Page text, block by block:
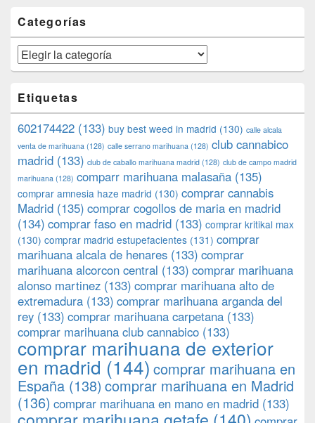
Categorías
Categorías
Etiquetas
602174422 (133) buy best weed in madrid (130) calle alcala
venta de marihuana (128) calle serrano marihuana (128) club cannabico
madrid (133) club de caballo marihuana madrid (128) club de campo madrid
marihuana (128) comparr marihuana malasaña (135)
comprar amnesia haze madrid (130) comprar cannabis
Madrid (135) comprar cogollos de maria en madrid
(134) comprar faso en madrid (133) comprar kritikal max
(130) comprar madrid estupefacientes (131) comprar
marihuana alcala de henares (133) comprar
marihuana alcorcon central (133) comprar marihuana
alonso martinez (133) comprar marihuana alto de
extremadura (133) comprar marihuana arganda del
rey (133) comprar marihuana carpetana (133)
comprar marihuana club cannabico (133)
comprar marihuana de exterior
en madrid (144) comprar marihuana en
España (138) comprar marihuana en Madrid
(136) comprar marihuana en mano en madrid (133)